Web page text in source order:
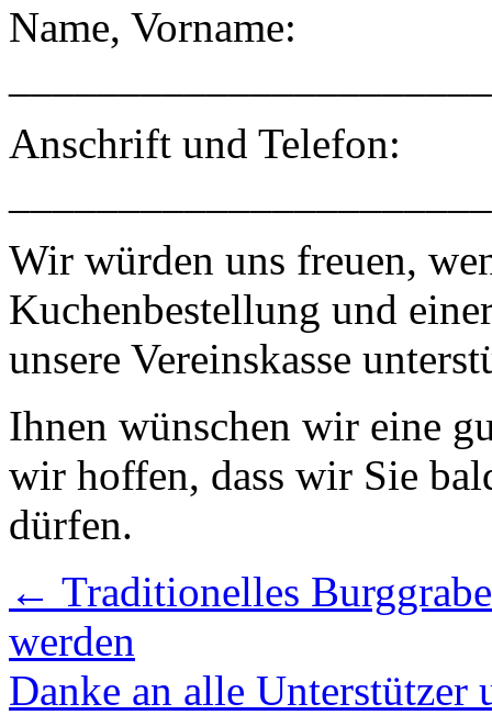
Name, Vorname:
Anschrift und Telefon:
Wir würden uns freuen,
Kuchenbestellung und
unsere Vereinskasse
Ihnen wünschen wir eine
wir hoffen, dass wir Sie
dürfen.
← Traditionelles
werden
Danke an alle